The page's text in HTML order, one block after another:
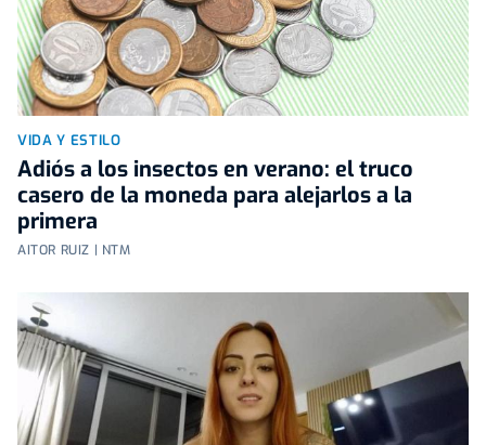
VIDA Y ESTILO
Adiós a los insectos en verano: el truco
casero de la moneda para alejarlos a la
primera
AITOR RUIZ | NTM